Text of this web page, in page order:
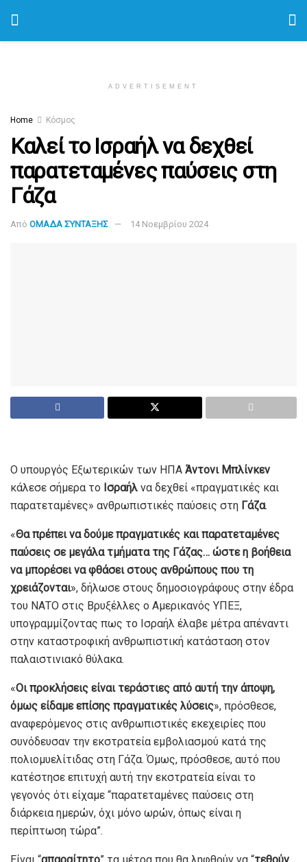
ADVERTISEMENT
Home Κόσμος
Καλεί το Ισραήλ να δεχθεί
παρατεταμένες παύσεις στη
Γάζα
Από ΟΜΑΔΑ ΣΥΝΤΑΞΗΣ 14 Νοεμβρίου 2024
Ο υπουργός Εξωτερικών των ΗΠΑ Άντονι Μπλίνκεν
κάλεσε σήμερα το Ισραήλ να δεχθεί «πραγματικές και
παρατεταμένες» ανθρωπιστικές παύσεις στη Γάζα.
«Θα πρέπει να δούμε πραγματικές και παρατεταμένες
παύσεις σε μεγάλα τμήματα της Γάζας… ώστε η βοήθεια
να μπορέσει να φθάσει στους ανθρώπους που τη
χρειάζονται», δήλωσε στους δημοσιογράφους στην έδρα
του ΝΑΤΟ στις Βρυξέλλες ο Αμερικανός ΥΠΕΞ,
υπογραμμίζοντας πως το Ισραήλ έλαβε μέτρα απέναντι
στην καταστροφική ανθρωπιστική κατάσταση στον
παλαιστινιακό θύλακα.
«Οι προκλήσεις είναι τεράστιες από αυτή την άποψη,
όμως είδαμε επίσης πραγματικές λύσεις», πρόσθεσε,
αναφερόμενος στις ανθρωπιστικές εκεχειρίες που
συνόδευσαν την εκστρατεία εμβολιασμού κατά της
πολιομυελίτιδας στη Γάζα. Όμως, πρόσθεσε, αυτό που
κατέστησε επιτυχή αυτή την εκστρατεία είναι το
γεγονός ότι είχαμε “παρατεταμένες παύσεις στη
διάρκεια ημερών, όχι μόνο ωρών, όπως είναι η
περίπτωση τώρα”.